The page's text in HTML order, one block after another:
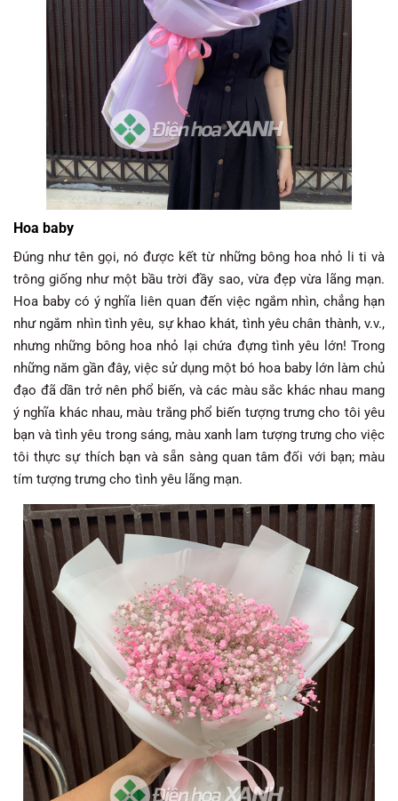
Hoa baby
Đúng như tên gọi, nó được kết từ những bông hoa nhỏ li ti và
trông giống như một bầu trời đầy sao, vừa đẹp vừa lãng mạn.
Hoa baby có ý nghĩa liên quan đến việc ngắm nhìn, chẳng hạn
như ngắm nhìn tình yêu, sự khao khát, tình yêu chân thành, v.v.,
nhưng những bông hoa nhỏ lại chứa đựng tình yêu lớn! Trong
những năm gần đây, việc sử dụng một bó hoa baby lớn làm chủ
đạo đã dần trở nên phổ biến, và các màu sắc khác nhau mang
ý nghĩa khác nhau, màu trắng phổ biến tượng trưng cho tôi yêu
bạn và tình yêu trong sáng, màu xanh lam tượng trưng cho việc
tôi thực sự thích bạn và sẵn sàng quan tâm đối với bạn; màu
tím tượng trưng cho tình yêu lãng mạn.